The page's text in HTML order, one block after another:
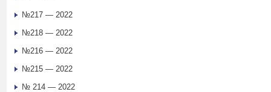
№217 — 2022
№218 — 2022
№216 — 2022
№215 — 2022
№ 214 — 2022